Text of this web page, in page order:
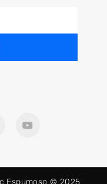
Espumoso © 2025